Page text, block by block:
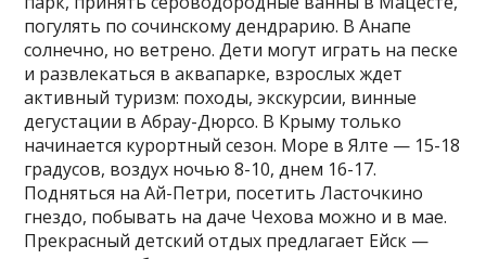
погулять по сочинскому дендрарию. В Анапе
солнечно, но ветрено. Дети могут играть на песке
и развлекаться в аквапарке, взрослых ждет
активный туризм: походы, экскурсии, винные
дегустации в Абрау-Дюрсо. В Крыму только
начинается курортный сезон. Море в Ялте — 15-18
градусов, воздух ночью 8-10, днем 16-17.
Подняться на Ай-Петри, посетить Ласточкино
гнездо, побывать на даче Чехова можно и в мае.
Прекрасный детский отдых предлагает Ейск —